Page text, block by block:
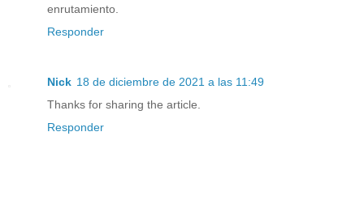
enrutamiento.
Responder
Nick 18 de diciembre de 2021 a las 11:49
Thanks for sharing the article.
Responder